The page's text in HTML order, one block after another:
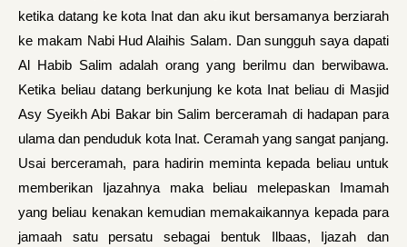
ketika datang ke kota Inat dan aku ikut bersamanya berziarah
ke makam Nabi Hud Alaihis Salam. Dan sungguh saya dapati
Al Habib Salim adalah orang yang berilmu dan berwibawa.
Ketika beliau datang berkunjung ke kota Inat beliau di Masjid
Asy Syeikh Abi Bakar bin Salim berceramah di hadapan para
ulama dan penduduk kota Inat. Ceramah yang sangat panjang.
Usai berceramah, para hadirin meminta kepada beliau untuk
memberikan Ijazahnya maka beliau melepaskan Imamah
yang beliau kenakan kemudian memakaikannya kepada para
jamaah satu persatu sebagai bentuk Ilbaas, Ijazah dan